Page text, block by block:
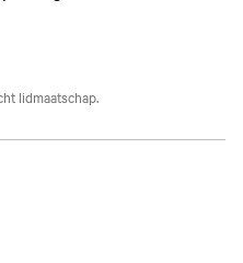
lidmaatschap.